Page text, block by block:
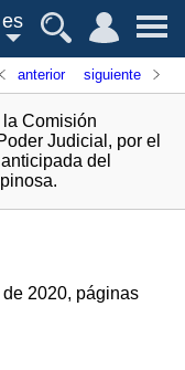
es
anterior siguiente
Comisión
Judicial, por el
del
2020, páginas